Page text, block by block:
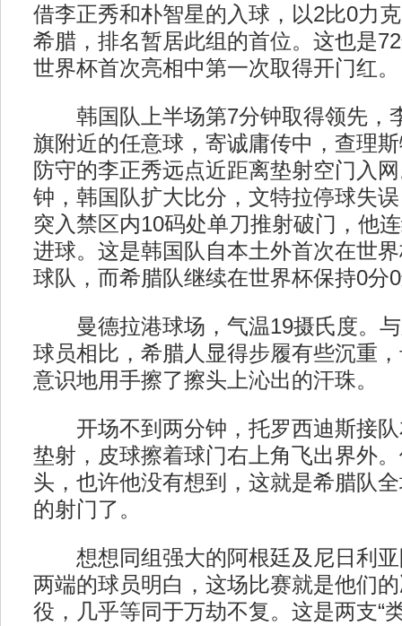
借李正秀和朴智星的入球，以2比0力
希腊，排名暂居此组的首位。这也是
世界杯首次亮相中第一次取得开门红。
韩国队上半场第7分钟取得领先，
旗附近的任意球，寄诚庸传中，查理
防守的李正秀远点近距离垫射空门入
钟，韩国队扩大比分，文特拉停球失
突入禁区内10码处单刀推射破门，他
进球。这是韩国队自本土外首次在世
球队，而希腊队继续在世界杯保持0分
曼德拉港球场，气温19摄氏度。与
球员相比，希腊人显得步履有些沉重
意识地用手擦了擦头上沁出的汗珠。
开场不到两分钟，托罗西迪斯接队
垫射，皮球擦着球门右上角飞出界外
头，也许他没有想到，这就是希腊队
的射门了。
想想同组强大的阿根廷及尼日利亚
两端的球员明白，这场比赛就是他们
役，几乎等同于万劫不复。这是两支